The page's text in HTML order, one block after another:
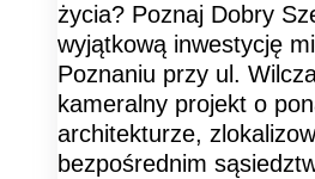
życia? Poznaj Dobry
wyjątkową inwestycję
Poznaniu przy ul.
kameralny projekt o
architekturze,
bezpośrednim